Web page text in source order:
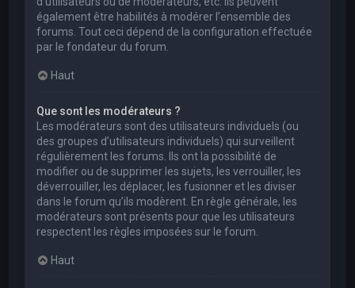
également être habilités à modérer l’ensemble des
forums. Tout ceci dépend de la configuration effectuée
par le fondateur du forum.
Haut
Que sont les modérateurs ?
Les modérateurs sont des utilisateurs individuels (ou
des groupes d’utilisateurs individuels) qui surveillent
régulièrement les forums. Ils ont la possibilité de
modifier ou de supprimer les sujets, les verrouiller, les
déverrouiller, les déplacer, les fusionner et les diviser
dans le forum qu’ils modèrent. En règle générale, les
modérateurs sont présents pour que les utilisateurs
respectent les règles imposées sur le forum.
Haut